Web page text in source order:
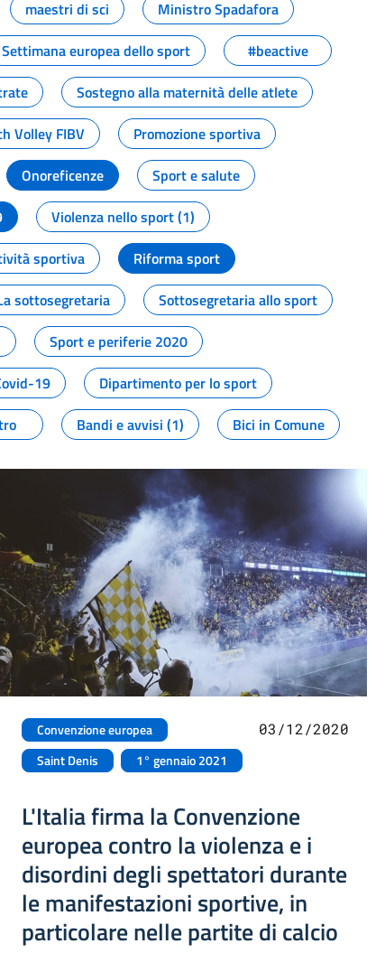
maestri di sci
Ministro Spadafora
Settimana europea dello sport
#beactive
Sostegno alla maternità delle atlete
Volley FIBV
Promozione sportiva
Onoreficenze
Sport e salute
Violenza nello sport (1)
sportiva
Riforma sport
sottosegretaria
Sottosegretaria allo sport
Sport e periferie 2020
19
Dipartimento per lo sport
Bandi e avvisi (1) Bici in Comune
Convenzione europea
Saint Denis
1° gennaio 2021
03/12/2020
L'Italia firma la Convenzione
europea contro la violenza e i
disordini degli spettatori durante
le manifestazioni sportive, in
particolare nelle partite di calcio